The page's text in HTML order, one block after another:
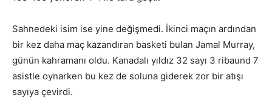
Sahnedeki isim ise yine değişmedi. İkinci maçın ardından
bir kez daha maç kazandıran basketi bulan Jamal Murray,
günün kahramanı oldu. Kanadalı yıldız 32 sayı 3 ribaund 7
asistle oynarken bu kez de soluna giderek zor bir atışı
sayıya çevirdi.